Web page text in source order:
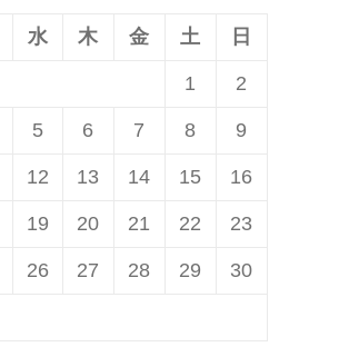
水 木 金 土 日
1 2
5 6 7 8 9
12 13 14 15 16
19 20 21 22 23
26 27 28 29 30